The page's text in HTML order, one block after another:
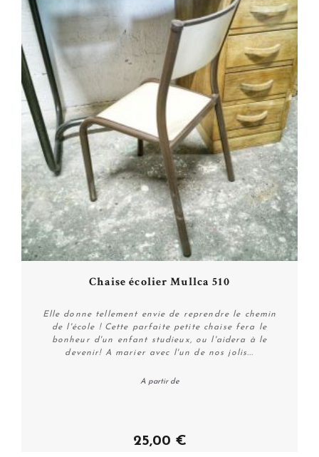
Chaise écolier Mullca 510
Elle donne tellement envie de reprendre le chemin
de l'école ! Cette parfaite petite chaise fera le
bonheur d'un enfant studieux, ou l'aidera à le
devenir! A marier avec l'un de nos jolis...
A partir de
25,00 €